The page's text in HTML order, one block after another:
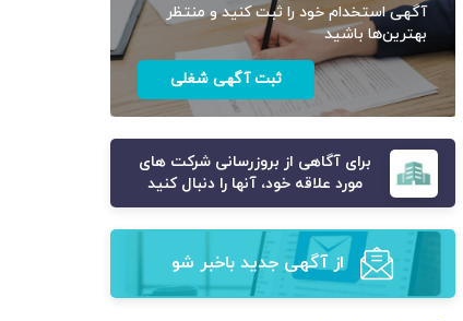
آگهی استخدام خود را ثبت کنید و منتظر
بهترین‌ها باشید
ثبت آگهی شغلی
برای آگاهی از بروزرسانی شرکت های
مورد علاقه خود، آنها را دنبال کنید
از آگهی‌ جدید باخبر شو